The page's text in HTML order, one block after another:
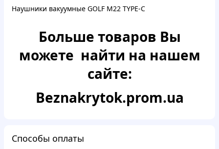
Наушники вакуумные GOLF M22 TYPE-C
Больше товаров Вы
можете найти на нашем
сайте:
Beznakrytok.prom.ua
Способы оплаты